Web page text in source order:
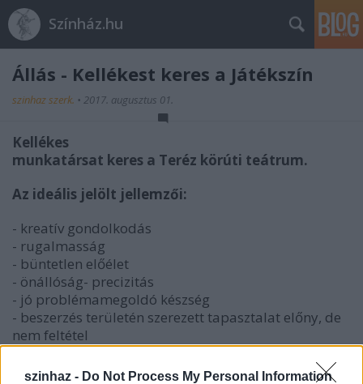
szinhaz - Do Not Process My Personal Information
Színház.hu
Állás - Kellékest keres a Játékszín
szinhaz szerk. • 2017. augusztus 01.
Kellékes
munkatársat keres a Teréz körúti teátrum.
Az ideális jelölt jellemzői:
- kreatív gondolkodás
- rugalmasság
- büntetlen előélet
- önállóság- precizitás
- jó problémamegoldó készség
- beszerzés területén szerezett tapasztalat előny, de
nem feltétel
- bármilyen színházi tapasztalat előny, de nem
feltétel